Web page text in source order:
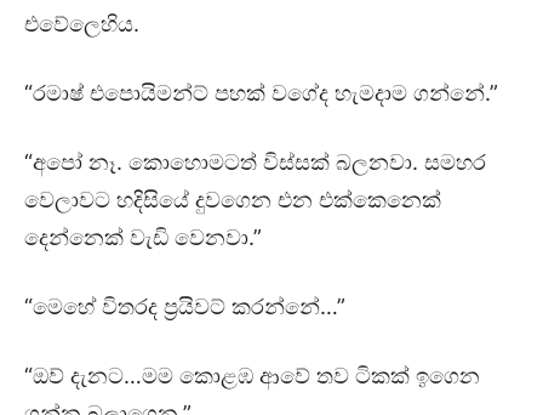
එවේලෙහිය.
“රමාෂ් එපොයිමන්ට් පහක් වගේද හැමදාම ගන්නේ.”
“අපෝ නෑ. කොහොමටත් විස්සක් බලනවා. සමහර
වෙලාවට හදිසියේ දුවගෙන එන එක්කෙනෙක්
දෙන්නෙක් වැඩි වෙනවා.”
“මෙහේ විතරද ප්‍රයිවට් කරන්නේ…”
“ඔව් දැනට…මම කොළඹ ආවේ තව ටිකක් ඉගෙන